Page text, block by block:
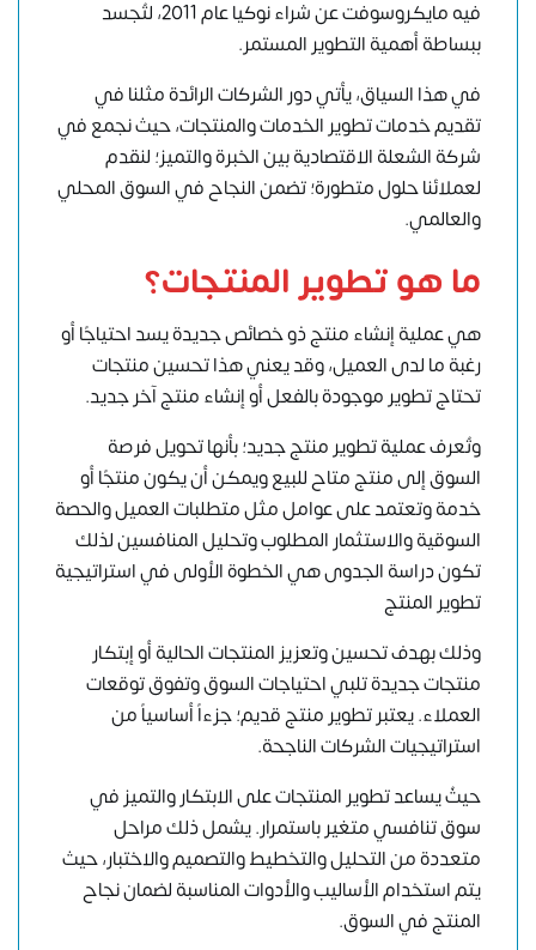
فيه مايكروسوفت عن شراء نوكيا عام 2011، لتُجسد
ببساطة أهمية التطوير المستمر.
في هذا السياق، يأتي دور الشركات الرائدة مثلنا في
تقديم خدمات تطوير الخدمات والمنتجات، حيث نجمع في
شركة الشعلة الاقتصاديةبين الخبرة والتميز؛ لنقدم
لعملائنا حلول متطورة؛ تضمن النجاح في السوق المحلي
والعالمي.
ما هو تطوير المنتجات؟
هي عملية إنشاء منتج ذو خصائص جديدة يسد احتياجًا أو
رغبة ما لدى العميل، وقد يعني هذا تحسين منتجات
تحتاج تطوير موجودة بالفعل أو إنشاء منتج آخر جديد.
وتُعرف عملية تطوير منتج جديد؛ بأنها تحويل فرصة
السوق إلى منتج متاح للبيع ويمكن أن يكون منتجًا أو
خدمة وتعتمد على عوامل مثل متطلبات العميل والحصة
السوقية والاستثمار المطلوب وتحليل المنافسين لذلك
تكوندراسة الجدوىهي الخطوة الأولى في استراتيجية
تطوير المنتج
وذلك بهدف تحسين وتعزيز المنتجات الحالية أو إبتكار
منتجات جديدة تلبي احتياجات السوق وتفوق توقعات
العملاء. يعتبر تطوير منتج قديم؛ جزءاً أساسياً من
استراتيجيات الشركات الناجحة.
حيثُ يساعد تطوير المنتجات على الابتكار والتميز في
سوق تنافسي متغير باستمرار. يشمل ذلك مراحل
متعددة من التحليل والتخطيط والتصميم والاختبار، حيث
يتم استخدام الأساليب والأدوات المناسبة لضمان نجاح
المنتج في السوق.